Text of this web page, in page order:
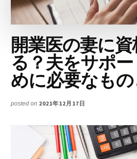
ク
マ
ー
ケ
テ
ィ
ン
開業医の妻に
る？夫をサポ
めに必要なも
posted on 2021年12月17日